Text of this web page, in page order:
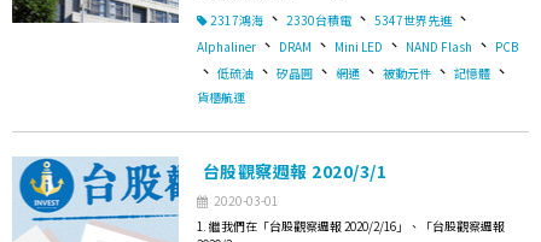
2317鴻海 、 2330台積電 、 5347世界先進 、
Alphaliner 、 DRAM 、 Mini LED 、 NAND Flash 、 PCB
、 低硫油 、 矽晶圓 、 網通 、 被動元件 、 記憶體 、
貨櫃航運
台股觀察週報 2020/3/1
2020-03-01
1. 繼我們在「台股觀察週報 2020/2/16」、「台股觀察週報